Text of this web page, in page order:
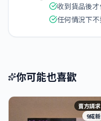
收到貨品後
任何情況下
你可能也喜歡
賣方請求
9成新